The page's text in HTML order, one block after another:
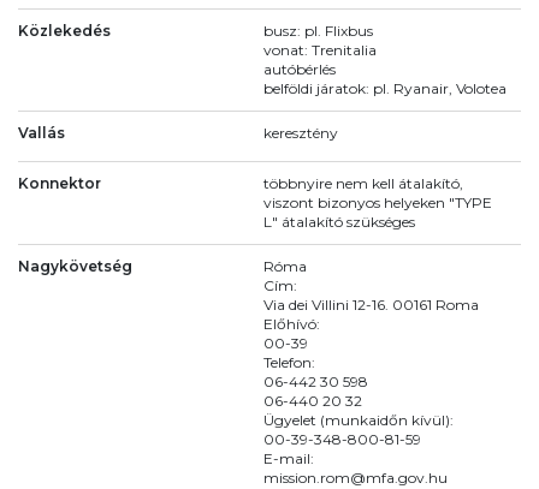
Közlekedés
busz: pl. Flixbus
vonat: Trenitalia
autóbérlés
belföldi járatok: pl. Ryanair, Volotea
Vallás keresztény
Konnektor
többnyire nem kell átalakító,
viszont bizonyos helyeken "TYPE
L" átalakító szükséges
Nagykövetség
Róma
Cím:
Via dei Villini 12-16. 00161 Roma
Előhívó:
00-39
Telefon:
06-442 30 598
06-440 20 32
Ügyelet (munkaidőn kívül):
00-39-348-800-81-59
E-mail:
mission.rom@mfa.gov.hu